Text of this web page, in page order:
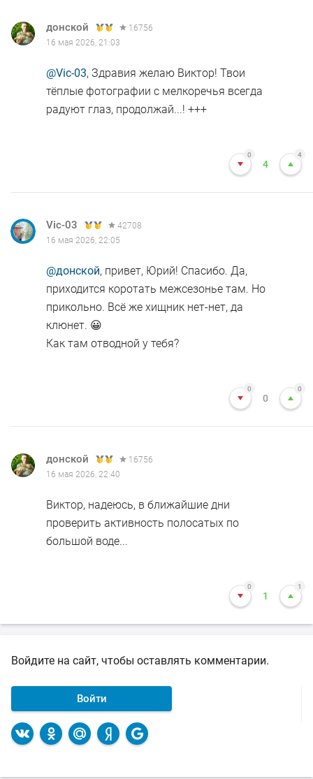
донской
16756
16 мая 2026, 21:03
@Vic-03, Здравия желаю Виктор! Твои
тёплые фотографии с мелкоречья всегда
радуют глаз, продолжай...! +++
0
4
4
Vic-03
42708
16 мая 2026, 22:05
@донской, привет, Юрий! Спасибо. Да,
приходится коротать межсезонье там. Но
прикольно. Всё же хищник нет-нет, да
клюнет. 😀
Как там отводной у тебя?
0
0
0
донской
16756
16 мая 2026, 22:40
Виктор, надеюсь, в ближайшие дни
проверить активность полосатых по
большой воде...
0
1
1
Войдите на сайт, чтобы оставлять комментарии.
Войти